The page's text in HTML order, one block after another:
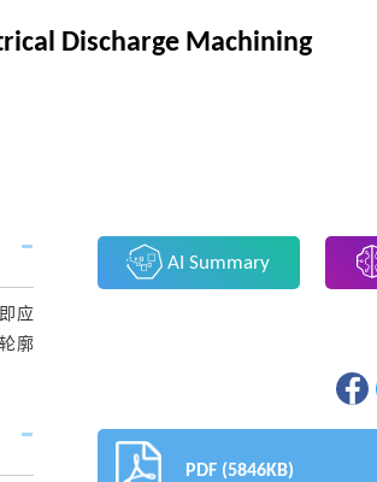
Discharge Machining
应
廓
AI Summary
PDF (5846KB)